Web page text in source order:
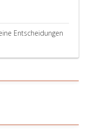
Entscheidungen